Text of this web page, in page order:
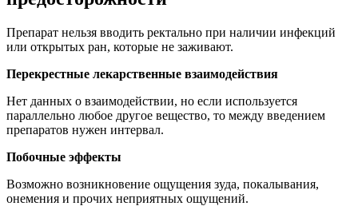
Препарат нельзя вводить ректально при наличии инфекций
или открытых ран, которые не заживают.
Перекрестные лекарственные взаимодействия
Нет данных о взаимодействии, но если используется
параллельно любое другое вещество, то между введением
препаратов нужен интервал.
Побочные эффекты
Возможно возникновение ощущения зуда, покалывания,
онемения и прочих неприятных ощущений.